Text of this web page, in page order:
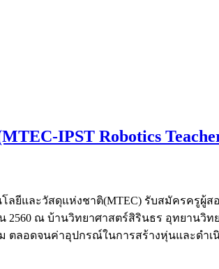
IPST Robotics
ยีและวัสดุแห่งชาติ(MTEC) รับสมัครครูผู้
น 2560 ณ บ้านวิทยาศาสตร์สิรินธร อุทยา
ตลอดจนค่าอุปกรณ์ในการสร้างหุ่นและดำ